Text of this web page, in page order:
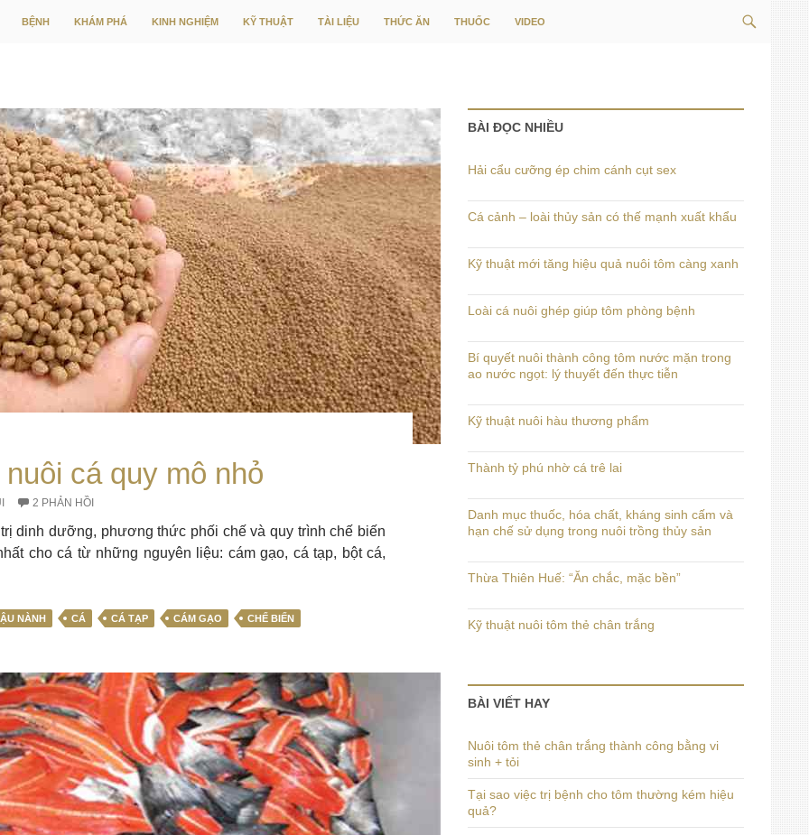
kiếm
BỆNH KHÁM PHÁ KINH NGHIỆM KỸ THUẬT TÀI LIỆU THỨC ĂN THUỐC VIDEO
cá quy mô nhỏ
2 PHẢN HỒI
dinh dưỡng, phương thức phối chế và quy trình chế biến
cho cá từ những nguyên liệu: cám gạo, cá tạp, bột cá,
NÀNH CÁ CÁ TẠP CÁM GẠO CHẾ BIẾN
BÀI ĐỌC NHIỀU
Hải cẩu cưỡng ép chim cánh cụt sex
Cá cảnh – loài thủy sản có thế mạnh xuất khẩu
Kỹ thuật mới tăng hiệu quả nuôi tôm càng xanh
Loài cá nuôi ghép giúp tôm phòng bệnh
Bí quyết nuôi thành công tôm nước mặn trong
ao nước ngọt: lý thuyết đến thực tiễn
Kỹ thuật nuôi hàu thương phẩm
Thành tỷ phú nhờ cá trê lai
Danh mục thuốc, hóa chất, kháng sinh cấm và
hạn chế sử dụng trong nuôi trồng thủy sản
Thừa Thiên Huế: “Ăn chắc, mặc bền”
Kỹ thuật nuôi tôm thẻ chân trắng
BÀI VIẾT HAY
Nuôi tôm thẻ chân trắng thành công bằng vi
sinh + tỏi
Tại sao việc trị bệnh cho tôm thường kém hiệu
quả?